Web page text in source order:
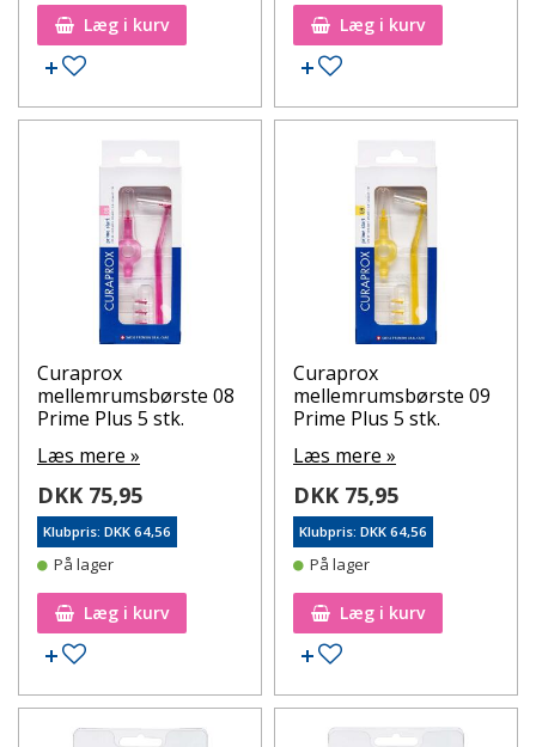
fleste svarer det til en udskiftning cirka hver anden eller
tredje dag.
daglige rutine er en af de mest værdifulde
fjerne de skjulte bakteriebelægninger forebygger du
karies, får en friskere ånde og en sundere mund
Læg i kurv
Tilføj til ønskeseddel
Læg i kurv
Tilføj til ønskeseddel
Curaprox
mellemrumsbørste 08
Prime Plus 5 stk.
Læs mere »
DKK 75,95
Klubpris: DKK 64,56
På lager
Læg i kurv
Tilføj til ønskeseddel
Curaprox
mellemrumsbørste 09
Prime Plus 5 stk.
Læs mere »
DKK 75,95
Klubpris: DKK 64,56
På lager
Læg i kurv
Tilføj til ønskeseddel